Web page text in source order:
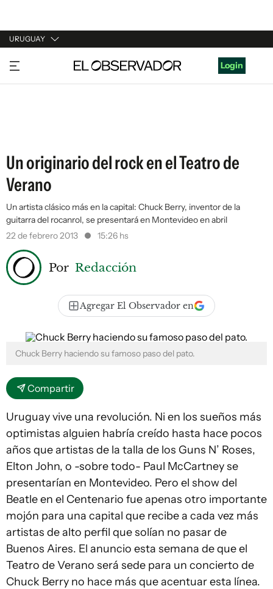
URUGUAY
URUGUAY
ARGENTINA
Login
Un originario del rock en el Teatro de
Verano
Un artista clásico más en la capital: Chuck Berry, inventor de la
guitarra del rocanrol, se presentará en Montevideo en abril
22 de febrero 2013
15:26 hs
Por Redacción
Agregar El Observador en
Chuck Berry haciendo su famoso paso del pato.
Compartir
Uruguay vive una revolución. Ni en los sueños más
optimistas alguien habría creído hasta hace pocos
años que artistas de la talla de los Guns N’ Roses,
Elton John, o -sobre todo- Paul McCartney se
presentarían en Montevideo. Pero el show del
Beatle en el Centenario fue apenas otro importante
mojón para una capital que recibe a cada vez más
artistas de alto perfil que solían no pasar de
Buenos Aires. El anuncio esta semana de que el
Teatro de Verano será sede para un concierto de
Chuck Berry no hace más que acentuar esta línea.